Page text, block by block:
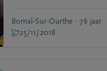
Bomal-Sur-Ourthe - 76 jaar
25/11/2018